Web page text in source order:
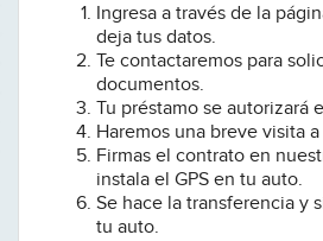
Ingresa a través de la
deja tus datos.
Te contactaremos para
documentos.
Tu préstamo se autorizará
Haremos una breve visita
Firmas el contrato en
instala el GPS en tu auto.
Se hace la transferencia y
tu auto.